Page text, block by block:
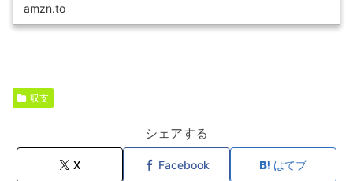
amzn.to
収支
シェアする
X Facebook はてブ